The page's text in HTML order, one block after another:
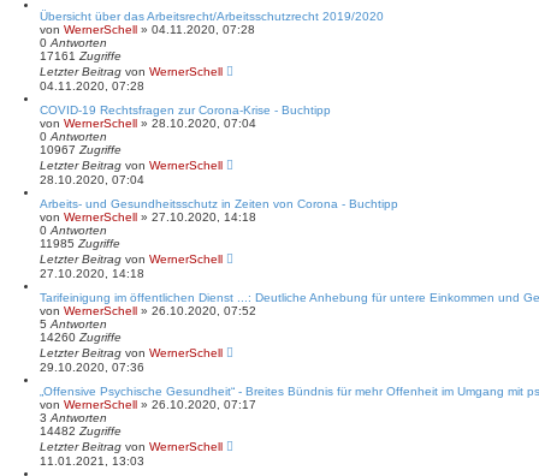
Übersicht über das Arbeitsrecht/Arbeitsschutzrecht 2019/2020
von WernerSchell » 04.11.2020, 07:28
0 Antworten
17161 Zugriffe
Letzter Beitrag von WernerSchell
04.11.2020, 07:28
COVID-19 Rechtsfragen zur Corona-Krise - Buchtipp
von WernerSchell » 28.10.2020, 07:04
0 Antworten
10967 Zugriffe
Letzter Beitrag von WernerSchell
28.10.2020, 07:04
Arbeits- und Gesundheitsschutz in Zeiten von Corona - Buchtipp
von WernerSchell » 27.10.2020, 14:18
0 Antworten
11985 Zugriffe
Letzter Beitrag von WernerSchell
27.10.2020, 14:18
Tarifeinigung im öffentlichen Dienst ...: Deutliche Anhebung für untere Einkommen und
von WernerSchell » 26.10.2020, 07:52
5 Antworten
14260 Zugriffe
Letzter Beitrag von WernerSchell
29.10.2020, 07:36
„Offensive Psychische Gesundheit“ - Breites Bündnis für mehr Offenheit im Umgang mit
von WernerSchell » 26.10.2020, 07:17
3 Antworten
14482 Zugriffe
Letzter Beitrag von WernerSchell
11.01.2021, 13:03